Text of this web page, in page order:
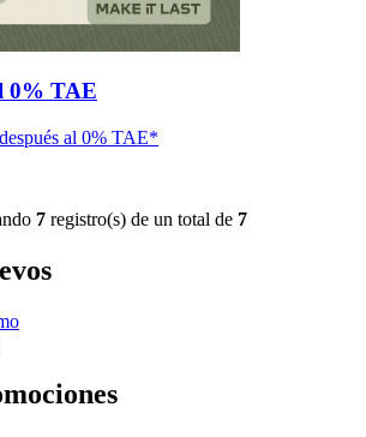
0% TAE
al 0% TAE*
7 registro(s) de un total de 7